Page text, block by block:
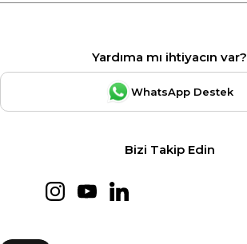
Yardıma mı ihtiyacın var?
WhatsApp Destek
Bizi Takip Edin